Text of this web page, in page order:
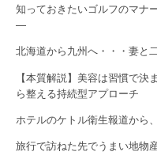
知っておきたいゴルフのマナ
—
北海道から九州へ・・・妻と
【本質解説】美容は習慣で
ら整える持続型アプローチ
ホテルのケトル衛生報道から
旅行で訪ねた先でうまい地物